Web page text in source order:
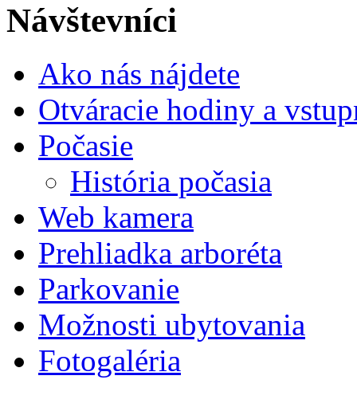
Návštevníci
Ako nás nájdete
Otváracie hodiny a
Počasie
História počasia
Web kamera
Prehliadka arboréta
Parkovanie
Možnosti ubytovania
Fotogaléria